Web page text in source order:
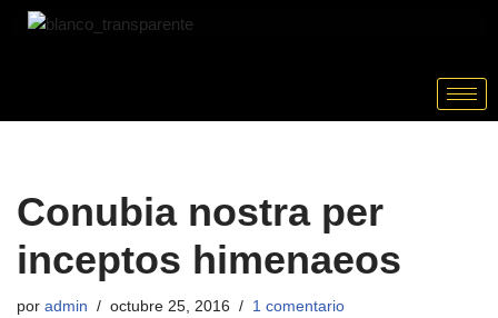
Conubia nostra per
inceptos himenaeos
por admin octubre 25, 2016 1 comentario